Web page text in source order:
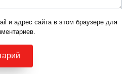
и адрес сайта в этом браузере для